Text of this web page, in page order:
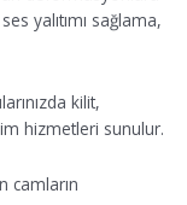
yalıtımı sağlama,
kilit,
hizmetleri sunulur.
camların